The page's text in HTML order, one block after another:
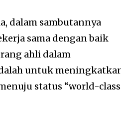
dalam sambutannya
sama dengan baik
ahli dalam
untuk
status “world-class